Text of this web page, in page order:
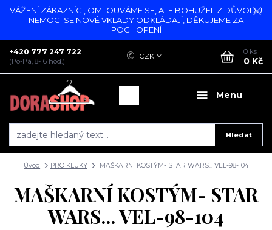
VÁŽENÍ ZÁKAZNÍCI, OMLOUVÁME SE, ALE BOHUŽEL Z DŮVODU
NEMOCI SE NOVÉ VKLADY ODKLÁDAJÍ, DĚKUJEME ZA
POCHOPENÍ
Menu
CZK
Hledat
+420 777 247 722
(Po-Pá, 8-16 hod.)
0 ks
0 Kč
Úvod PRO KLUKY MAŠKARNÍ KOSTÝM- STAR WARS... VEL-98-104
MAŠKARNÍ KOSTÝM- STAR
WARS... VEL-98-104